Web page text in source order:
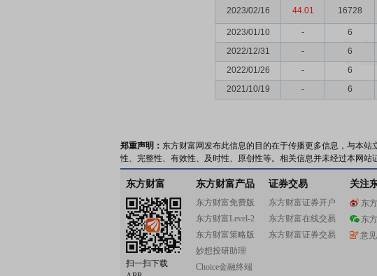
2023/02/16 44.01 16728
2023/01/10 - 6
2022/12/31
- 6
2022/01/26
- 6
2021/10/19
- 6
郑重声明： 东方财富网发布此信息的目的在于传播更多信息，与本
性、完整性、有效性、及时性、原创性等。相关信息并未经过本网站
东方财富
扫一扫下载
东方财富产品
东方财富免费版
东方财富Level-2
东方财富策略版
妙想投研助理
Choice金融终端
证券交易
东方财富证券开户
东方财富在线交易
东方财富证券交易
关注
东
东
意